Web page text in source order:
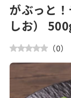
がぶっと
しお）
（0）